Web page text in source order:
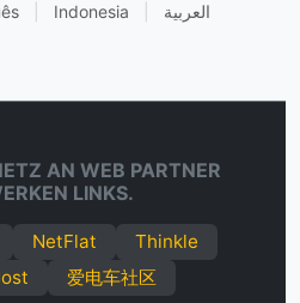
Indonesia العربية
AN WEB PARTNER
LINKS.
NetFlat
Thinkle
爱电车社区